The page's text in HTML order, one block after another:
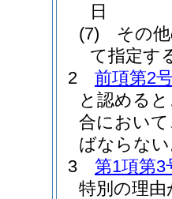
日
(7)
その
て指定す
2
前項第2
と認める
合におい
ばならな
3
第1項第3
特別の理